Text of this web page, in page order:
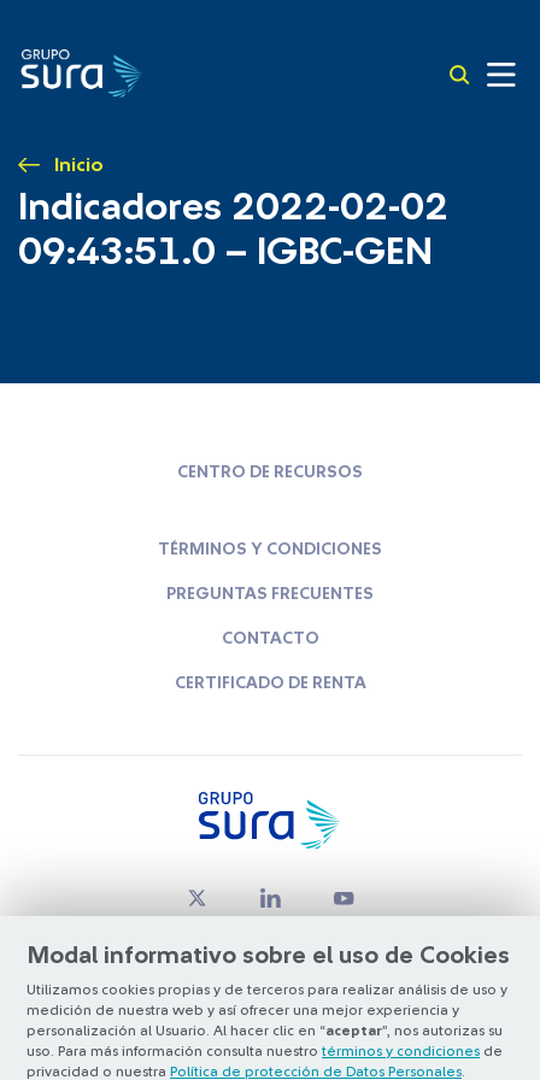
Inicio
Indicadores 2022-02-02
09:43:51.0 – IGBC-GEN
Modal informativo sobre el uso de Cookies
Utilizamos cookies propias y de terceros para realizar análisis de uso y
medición de nuestra web y así ofrecer una mejor experiencia y
personalización al Usuario. Al hacer clic en “aceptar”, nos autorizas su
uso. Para más información consulta nuestro términos y condiciones de
privacidad o nuestra Política de protección de Datos Personales
CENTRO DE RECURSOS
TÉRMINOS Y CONDICIONES
PREGUNTAS FRECUENTES
CONTACTO
CERTIFICADO DE RENTA
© Copyright Grupo SURA 2026